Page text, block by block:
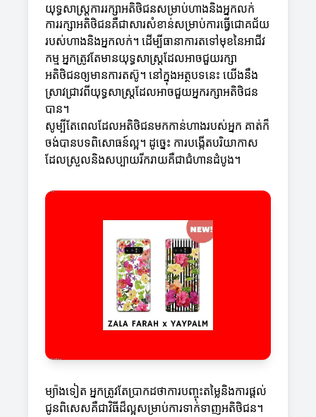
យុទ្ធសាស្ត្រការរក្សាអតិថិជនសម្រាប់ហាងនិងអ្នកលក់
ការរក្សាអតិថិជនគឺជាសារសំខាន់សម្រាប់ការធ្វើជោគជ័យ
របស់ហាងនិងអ្នកលក់។ ដើម្បីធានាការតទៅមុខនៃអាជីវ
កម្ម អ្នកត្រូវតែមានយុទ្ធសាស្ត្រដែលអាចជួយរក្សា
អតិថិជនឲ្យមានការតស៊ូ។ នៅក្នុងអត្ថបទនេះ យើងនឹង
ស្រាវជ្រាវពីយុទ្ធសាស្ត្រដែលអាចជួយអ្នករក្សាអតិថិជន
បាន។
សូម្បីតែពេលដែលអតិថិជនមកកាន់ហាងរបស់អ្នក គាត់ក៏
ចង់បានបទពិសោធន៍ល្អ។ ដូច្នេះ ការបង្កើតបរិយាកាស
ដែលស្រួលនិងសប្បាយរីករាយគឺជាជំហានដំបូង។
ម្យ៉ាងទៀត អ្នកត្រូវតែប្រាកដថាការបញ្ចុះតម្លៃនិងការផ្ដល់
ជូនពិសេសគឺជាវិធីដ៏ល្អសម្រាប់ការទាក់ទាញអតិថិជន។